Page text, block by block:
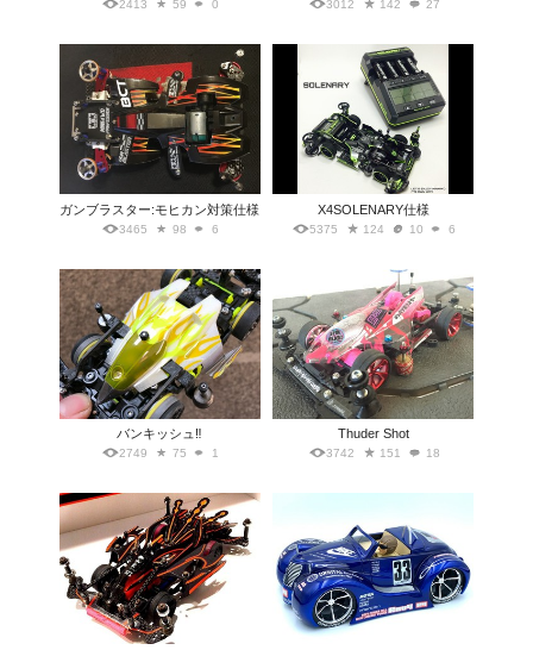
2413 59 0 3012 142 27
ガンブラスター:モヒカン対策仕様
3465 98 6
X4SOLENARY仕様
5375 124 10 6
バンキッシュ‼︎
2749 75 1
Thuder Shot
3742 151 18